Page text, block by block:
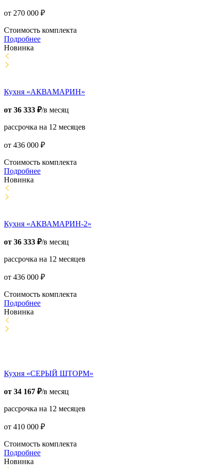
от 270 000 ₽
Стоимость комплекта
Подробнее
Новинка
Кухня «АКВАМАРИН»
от 36 333 ₽/в месяц
рассрочка на 12 месяцев
от 436 000 ₽
Стоимость комплекта
Подробнее
Новинка
Кухня «АКВАМАРИН-2»
от 36 333 ₽/в месяц
рассрочка на 12 месяцев
от 436 000 ₽
Стоимость комплекта
Подробнее
Новинка
Кухня «СЕРЫЙ ШТОРМ»
от 34 167 ₽/в месяц
рассрочка на 12 месяцев
от 410 000 ₽
Стоимость комплекта
Подробнее
Новинка